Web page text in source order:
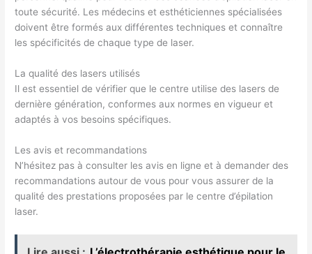
toute sécurité. Les médecins et esthéticiennes spécialisées
doivent être formés aux différentes techniques et connaître
les spécificités de chaque type de laser.
La qualité des lasers utilisés
Il est essentiel de vérifier que le centre utilise des lasers de
dernière génération, conformes aux normes en vigueur et
adaptés à vos besoins spécifiques.
Les avis et recommandations
N’hésitez pas à consulter les avis en ligne et à demander des
recommandations autour de vous pour vous assurer de la
qualité des prestations proposées par le centre d’épilation
laser.